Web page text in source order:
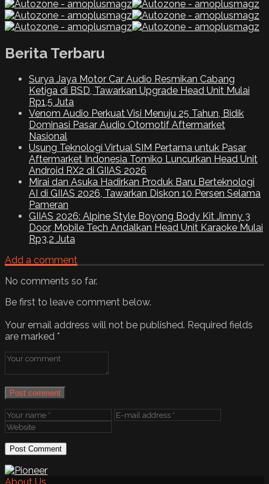
Berita Terbaru
Surya Jaya Motor Car Audio Resmikan Cabang
Ketiga di BSD, Tawarkan Upgrade Head Unit Mulai
Rp1,5 Juta
Venom Audio Perkuat Visi Menuju 25 Tahun, Bidik
Dominasi Pasar Audio Otomotif Aftermarket
Nasional
Usung Teknologi Virtual SIM Pertama untuk Pasar
Aftermarket Indonesia Tomiko Luncurkan Head Unit
Android RX2 di GIIAS 2026
Mirai dan Asuka Hadirkan Produk Baru Berteknologi
AI di GIIAS 2026, Tawarkan Diskon 10 Persen Selama
Pameran
GIIAS 2026: Alpine Style Boyong Body Kit Jimny 3
Door, Mobile Tech Andalkan Head Unit Karaoke Mulai
Rp3,2 Juta
Add a comment
No comments so far.
Be first to leave comment below.
Your email address will not be published. Required fields
are marked *
Post comment